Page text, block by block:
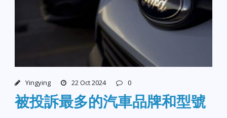
Yingying 22 Oct 2024 0
被投訴最多的汽車品牌和型號